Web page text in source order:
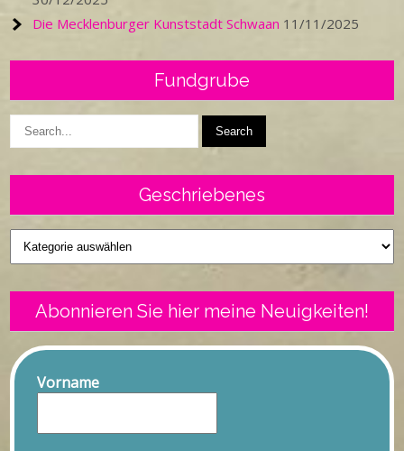
Die Mecklenburger Kunststadt Schwaan 11/11/2025
Fundgrube
Geschriebenes
Geschriebenes
Abonnieren Sie hier meine Neuigkeiten!
Vorname